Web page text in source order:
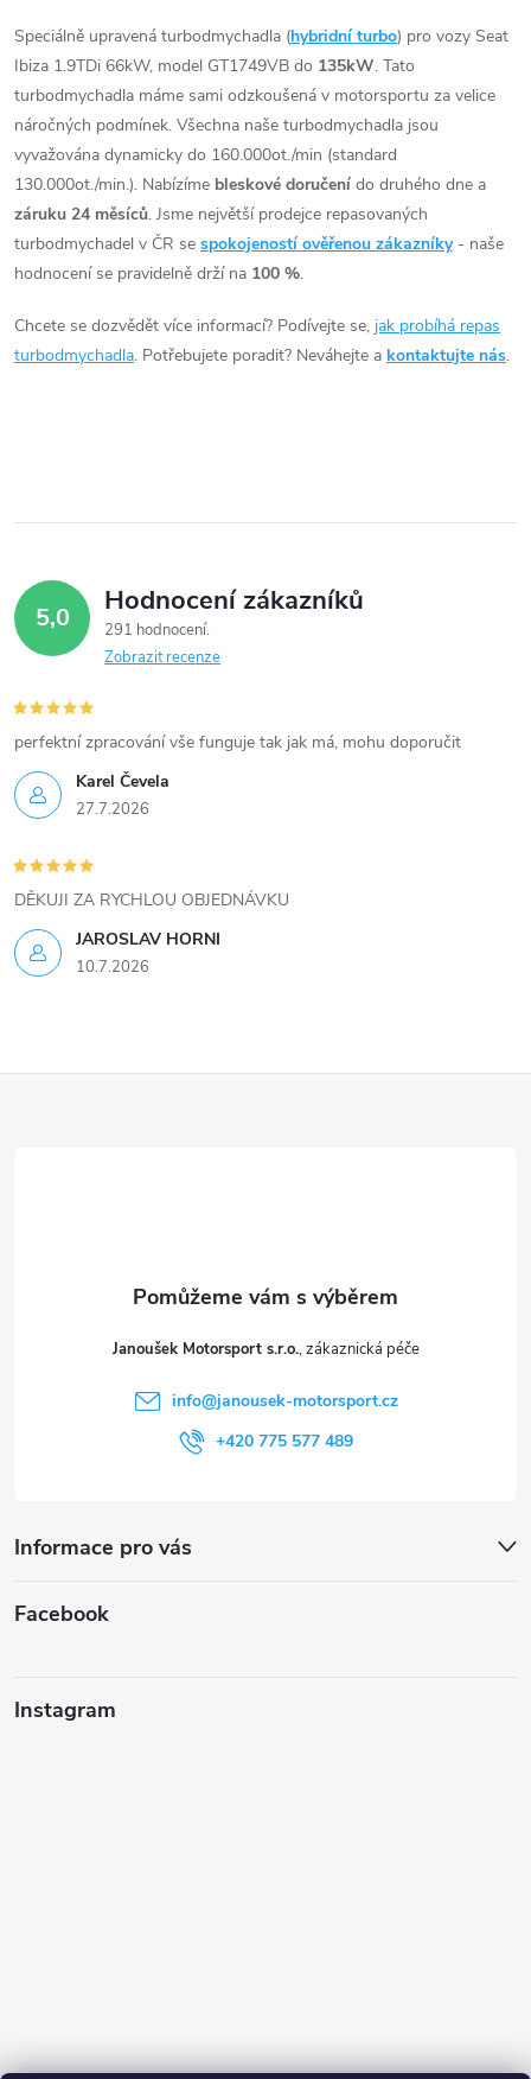
ů
ů
např. chiptuning. Pro vůz Seat
Ibiza 1.9TDi 66kW ALH.
v
l
á
d
a
c
í
p
k
v
ý
p
i
s
u
Speciálně upravená turbodmychadla (hybridní turbo) pro vozy Seat
Ibiza 1.9TDi 66kW, model GT1749VB do 135kW. Tato
turbodmychadla máme sami odzkoušená v motorsportu za velice
náročných podmínek. Všechna naše turbodmychadla jsou
vyvažována dynamicky do 160.000ot./min (standard
130.000ot./min.). Nabízíme bleskové doručení do druhého dne a
záruku 24 měsíců. Jsme největší prodejce repasovaných
turbodmychadel v ČR se spokojeností ověřenou zákazníky- naše
hodnocení se pravidelně drží na 100 %.
Chcete se dozvědět více informací? Podívejte se, jak probíhá repas
turbodmychadla. Potřebujete poradit? Neváhejte a kontaktujte nás.
5,0 Hodnocení zákazníků
291 hodnocení
Zobrazit recenze
Karel Čevela
27.7.2026
perfektní zpracování vše funguje tak jak má, mohu doporučit
JAROSLAV HORNI
10.7.2026
DĚKUJI ZA RYCHLOU OBJEDNÁVKU
Janoušek Motorsport s.r.o.
info@janousek-motorsport.cz
+420 775 577 489
Informace pro vás
Facebook
Instagram